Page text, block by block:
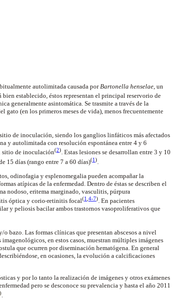
autolimitada causada por Bartonella henselae , un
establecido, éstos representan el principal reservorio de
generalmente asintomática. Se trasmite a través de la
gato (en los primeros meses de vida), menos frecuentemente
de inoculación, siendo los ganglios linfáticos más afectados
y autolimitada con resolución espontánea entre 4 y 6
sitio de inoculación(2). Estas lesiones se desarrollan entre 3 y 10
15 días (rango entre 7 a 60 días)(1)
odinofagia y esplenomegalia pueden acompañar la
atípicas de la enfermedad. Dentro de éstas se describen el
nodoso , eritema marginado, vasculitis, púrpura
óptica y corio-retinitis focal(1 4-7). En pacientes
ypeliosis bacilar ambos trastornos vasoproliferativos que
bazo. Las formas clínicas que presentan abscesos a nivel
imagenológicos , en estos casos, muestran múltiples imágenes
que ocurren por diseminación hematógena . En general
en ocasiones, la evolución a calcificaciones
y por lo tanto la realización de imágenes y otros exámenes
pero se desconoce su prevalencia y hasta el año 2011
)